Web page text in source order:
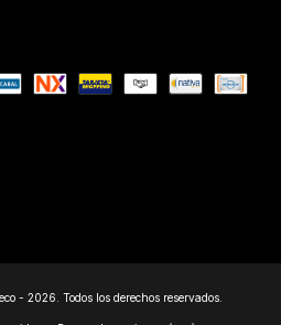
- 2026. Todos los derechos reservados.